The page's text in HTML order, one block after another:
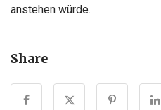
anstehen würde.
Share